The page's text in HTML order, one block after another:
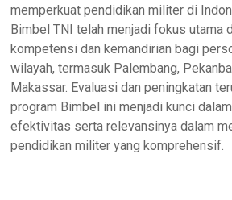
memperkuat pendidikan militer di
Bimbel TNI telah menjadi fokus utama
kompetensi dan kemandirian bagi
wilayah, termasuk Palembang,
Makassar. Evaluasi dan peningkatan
program Bimbel ini menjadi kunci
efektivitas serta relevansinya dalam
pendidikan militer yang komprehensif.